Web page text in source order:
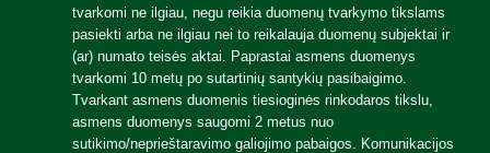
tvarkomi ne ilgiau, negu reikia duomenų tvarkymo tikslams
pasiekti arba ne ilgiau nei to reikalauja duomenų subjektai ir
(ar) numato teisės aktai. Paprastai asmens duomenys
tvarkomi 10 metų po sutartinių santykių pasibaigimo.
Tvarkant asmens duomenis tiesioginės rinkodaros tikslu,
asmens duomenys saugomi 2 metus nuo
sutikimo/neprieštaravimo galiojimo pabaigos. Komunikacijos